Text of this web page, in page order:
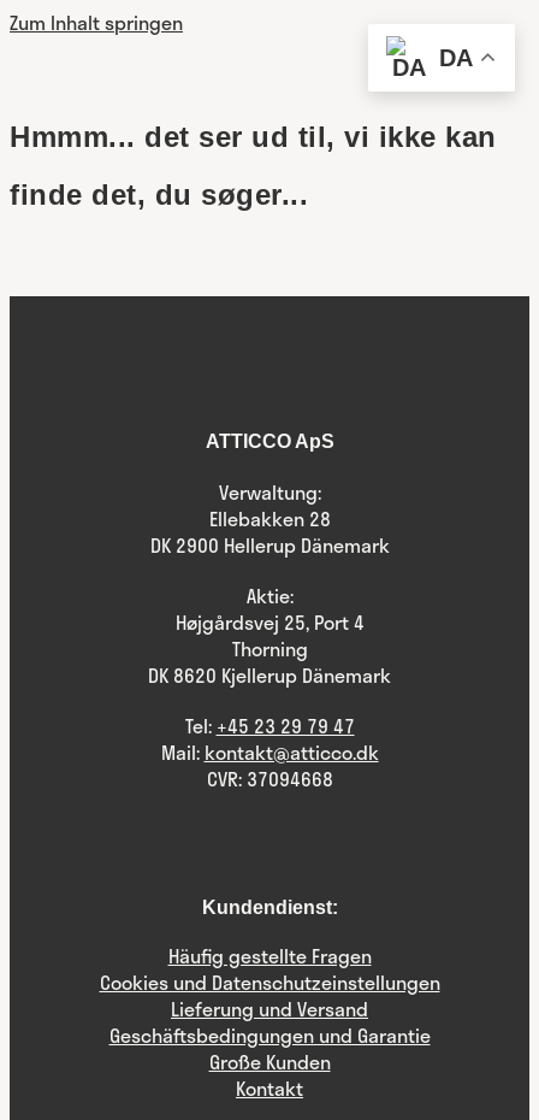
Zum Inhalt springen
Hmmm... det ser ud til, vi ikke kan
finde det, du søger...
ATTICCO ApS
Verwaltung:
Ellebakken 28
DK 2900 Hellerup Dänemark
Aktie:
Højgårdsvej 25, Port 4
Thorning
DK 8620 Kjellerup Dänemark
Tel: +45 23 29 79 47
Mail: kontakt@atticco.dk
CVR: 37094668
Kundendienst:
Häufig gestellte Fragen
Cookies und Datenschutzeinstellungen
Lieferung und Versand
Geschäftsbedingungen und Garantie
Große Kunden
Kontakt
DA